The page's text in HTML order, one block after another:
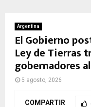
Argentina
El Gobierno
Ley de Tierras
gobernadores
5 agosto, 2026
COMPARTIR